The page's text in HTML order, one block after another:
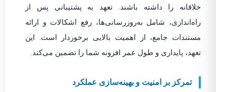
خلاقانه را داشته باشند. تعهد به پشتیبانی پس از
راه‌اندازی، شامل به‌روزرسانی‌ها، رفع اشکالات و ارائه
مستندات جامع، از اهمیت بالایی برخوردار است. این
تعهد، پایداری و طول عمر افزونه شما را تضمین می‌کند.
تمرکز بر امنیت و بهینه‌سازی عملکرد